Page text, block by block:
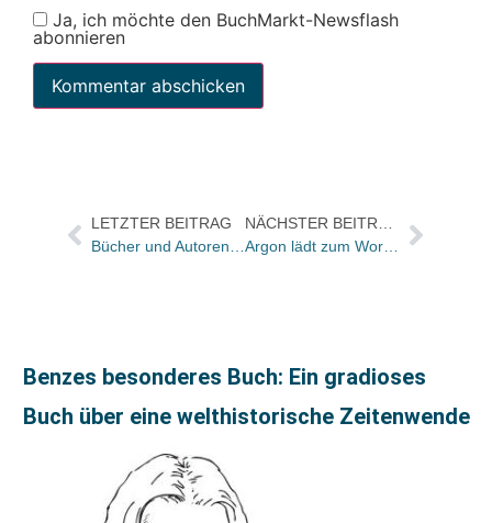
Ja, ich möchte den BuchMarkt-Newsflash
abonnieren
LETZTER BEITRAG
Benzes besonderes Buch: Ein gradioses
Buch über eine welthistorische Zeitenwende